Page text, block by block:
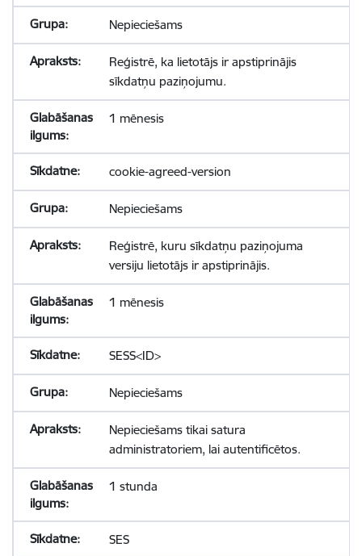
Nepieciešams
Reģistrē, ka lietotājs ir apstiprinājis
sīkdatņu paziņojumu.
1 mēnesis
cookie-agreed-version
Nepieciešams
Reģistrē, kuru sīkdatņu paziņojuma
versiju lietotājs ir apstiprinājis.
1 mēnesis
SESS<ID>
Nepieciešams
Nepieciešams tikai satura
administratoriem, lai autentificētos.
1 stunda
SES